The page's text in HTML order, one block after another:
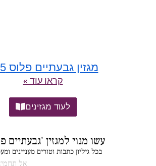
מגזין גבעתיים פלוס 145
קראו עוד »
לעוד מגזינים
עשו מנוי למגזין 'גבעתיים
בכל גיליון כתבות וטורים מעניינים
אל